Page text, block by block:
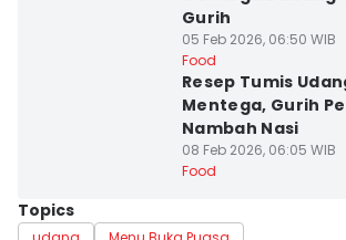
Gurih
05 Feb 2026, 06:50 WIB
Food
Resep Tumis
Mentega, Gurih
Nambah Nasi
08 Feb 2026, 06:05 WIB
Food
Topics